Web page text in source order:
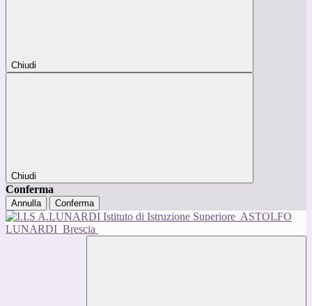
Chiudi
Chiudi
Conferma
Annulla Conferma
Istituto di Istruzione Superiore ASTOLFO
LUNARDI Brescia